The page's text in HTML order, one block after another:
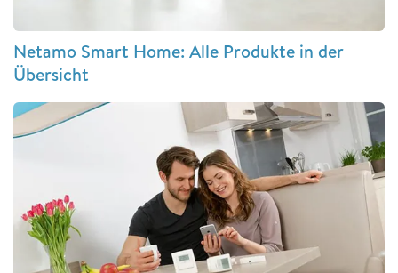
Netamo Smart Home: Alle Produkte in der
Übersicht